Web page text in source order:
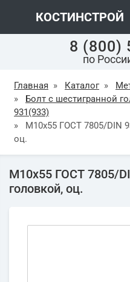
КОСТИНСТРОЙ
8 (800)
по
Главная » Каталог »
»
Болт с шестигранной
931(933)
»
М10х55 ГОСТ 7805/DIN
оц.
М10х55 ГОСТ 7805/
головкой, оц.